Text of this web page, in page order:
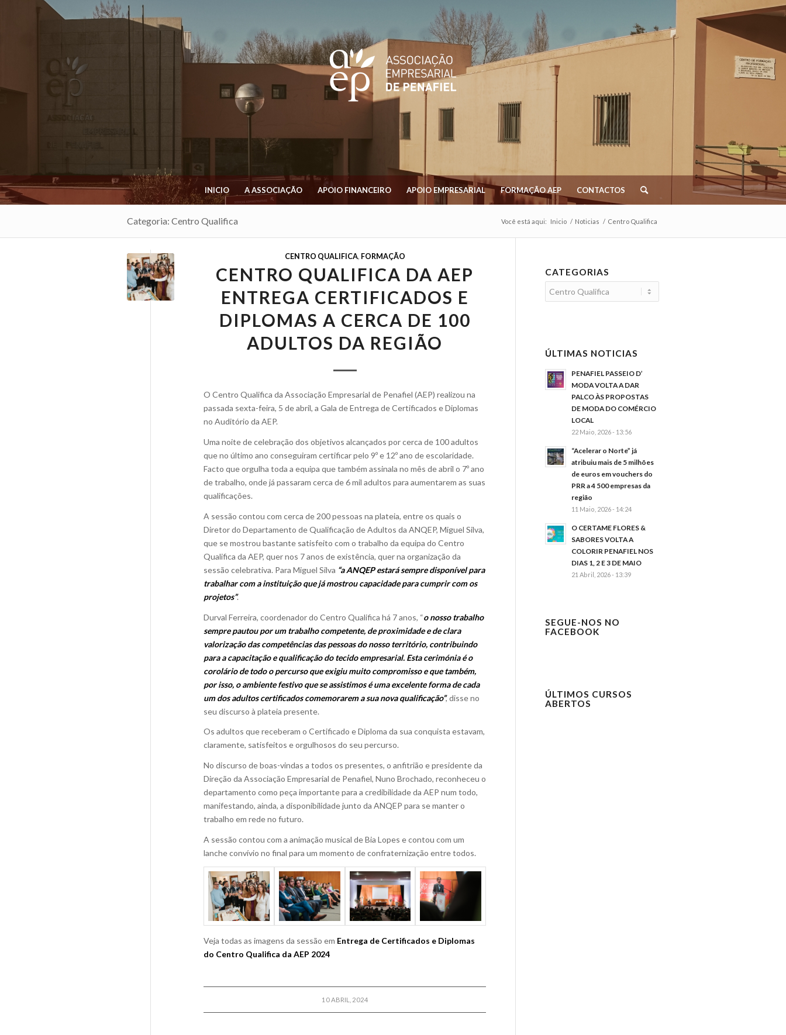
INICIO A ASSOCIAÇÃO APOIO FINANCEIRO APOIO EMPRESARIAL FORMAÇÃO AEP CONTACTOS
Categoria: Centro Qualifica Você está aqui: Inicio / Noticias / Centro Qualifica
CENTRO QUALIFICA, FORMAÇÃO
CENTRO QUALIFICA DA AEP
ENTREGA CERTIFICADOS E
DIPLOMAS A CERCA DE 100
ADULTOS DA REGIÃO
O Centro Qualifica da Associação Empresarial de Penafiel (AEP) realizou na
passada sexta-feira, 5 de abril, a Gala de Entrega de Certificados e Diplomas
no Auditório da AEP.
Uma noite de celebração dos objetivos alcançados por cerca de 100 adultos
que no último ano conseguiram certificar pelo 9º e 12º ano de escolaridade.
Facto que orgulha toda a equipa que também assinala no mês de abril o 7º ano
de trabalho, onde já passaram cerca de 6 mil adultos para aumentarem as suas
qualificações.
A sessão contou com cerca de 200 pessoas na plateia, entre os quais o
Diretor do Departamento de Qualificação de Adultos da ANQEP, Miguel Silva,
que se mostrou bastante satisfeito com o trabalho da equipa do Centro
Qualifica da AEP, quer nos 7 anos de existência, quer na organização da
sessão celebrativa. Para Miguel Silva “a ANQEP estará sempre disponível para
trabalhar com a instituição que já mostrou capacidade para cumprir com os
projetos”.
Durval Ferreira, coordenador do Centro Qualifica há 7 anos, “o nosso trabalho
sempre pautou por um trabalho competente, de proximidade e de clara
valorização das competências das pessoas do nosso território, contribuindo
para a capacitação e qualificação do tecido empresarial. Esta cerimónia é o
corolário de todo o percurso que exigiu muito compromisso e que também,
por isso, o ambiente festivo que se assistimos é uma excelente forma de cada
um dos adultos certificados comemorarem a sua nova qualificação”, disse no
seu discurso à plateia presente.
Os adultos que receberam o Certificado e Diploma da sua conquista estavam,
claramente, satisfeitos e orgulhosos do seu percurso.
No discurso de boas-vindas a todos os presentes, o anfitrião e presidente da
Direção da Associação Empresarial de Penafiel, Nuno Brochado, reconheceu o
departamento como peça importante para a credibilidade da AEP num todo,
manifestando, ainda, a disponibilidade junto da ANQEP para se manter o
trabalho em rede no futuro.
A sessão contou com a animação musical de Bia Lopes e contou com um
lanche convívio no final para um momento de confraternização entre todos.
Veja todas as imagens da sessão em Entrega de Certificados e Diplomas
do Centro Qualifica da AEP 2024
10 ABRIL, 2024
CATEGORIAS
Categorias
ÚLTIMAS NOTICIAS
PENAFIEL PASSEIO D’
MODA VOLTA A DAR
PALCO ÀS PROPOSTAS
DE MODA DO COMÉRCIO
LOCAL
22 Maio, 2026 - 13:56
“Acelerar o Norte” já
atribuiu mais de 5 milhões
de euros em vouchers do
PRR a 4 500 empresas da
região
11 Maio, 2026 - 14:24
O CERTAME FLORES &
SABORES VOLTA A
COLORIR PENAFIEL NOS
DIAS 1, 2 E 3 DE MAIO
21 Abril, 2026 - 13:39
SEGUE-NOS NO
FACEBOOK
ÚLTIMOS CURSOS
ABERTOS